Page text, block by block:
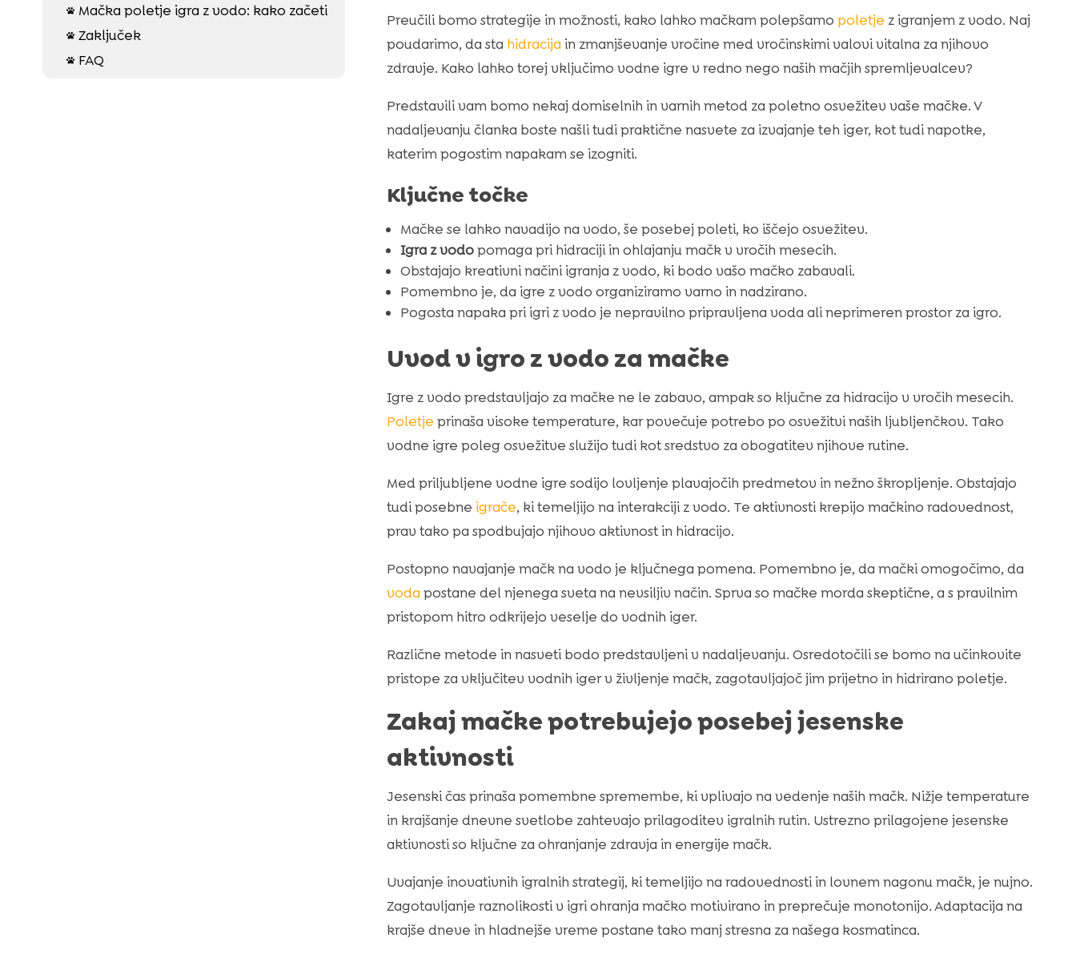
 Mačka poletje igra z vodo: kako začeti
 Zaključek
 FAQ
Preučili bomo strategije in možnosti, kako lahko mačkam polepšamo poletje z igranjem z vodo. Naj
poudarimo, da sta hidracija in zmanjševanje vročine med vročinskimi valovi vitalna za njihovo
zdravje. Kako lahko torej vključimo vodne igre v redno nego naših mačjih spremljevalcev?
Predstavili vam bomo nekaj domiselnih in varnih metod za poletno osvežitev vaše mačke. V
nadaljevanju članka boste našli tudi praktične nasvete za izvajanje teh iger, kot tudi napotke,
katerim pogostim napakam se izogniti.
Ključne točke
Mačke se lahko navadijo na vodo, še posebej poleti, ko iščejo osvežitev.
Igra z vodopomaga pri hidraciji in ohlajanju mačk v vročih mesecih.
Obstajajo kreativni načini igranja z vodo, ki bodo vašo mačko zabavali.
Pomembno je, da igre z vodo organiziramo varno in nadzirano.
Pogosta napaka pri igri z vodo je nepravilno pripravljena voda ali neprimeren prostor za igro.
Uvod v igro z vodo za mačke
Igre z vodo predstavljajo za mačke ne le zabavo, ampak so ključne za hidracijo v vročih mesecih.
Poletje prinaša visoke temperature, kar povečuje potrebo po osvežitvi naših ljubljenčkov. Tako
vodne igre poleg osvežitve služijo tudi kot sredstvo za obogatitev njihove rutine.
Med priljubljene vodne igre sodijo lovljenje plavajočih predmetov in nežno škropljenje. Obstajajo
tudi posebne igrače, ki temeljijo na interakciji z vodo. Te aktivnosti krepijo mačkino radovednost,
prav tako pa spodbujajo njihovo aktivnost in hidracijo.
Postopno navajanje mačk na vodo je ključnega pomena. Pomembno je, da mački omogočimo, da
voda postane del njenega sveta na nevsiljiv način. Sprva so mačke morda skeptične, a s pravilnim
pristopom hitro odkrijejo veselje do vodnih iger.
Različne metode in nasveti bodo predstavljeni v nadaljevanju. Osredotočili se bomo na učinkovite
pristope za vključitev vodnih iger v življenje mačk, zagotavljajoč jim prijetno in hidrirano poletje.
Zakaj mačke potrebujejo posebej jesenske
aktivnosti
Jesenski čas prinaša pomembne spremembe, ki vplivajo na vedenje naših mačk. Nižje temperature
in krajšanje dnevne svetlobe zahtevajo prilagoditev igralnih rutin. Ustrezno prilagojene jesenske
aktivnosti so ključne za ohranjanje zdravja in energije mačk.
Uvajanje inovativnih igralnih strategij, ki temeljijo na radovednosti in lovnem nagonu mačk, je nujno.
Zagotavljanje raznolikosti v igri ohranja mačko motivirano in preprečuje monotonijo. Adaptacija na
krajše dneve in hladnejše vreme postane tako manj stresna za našega kosmatinca.